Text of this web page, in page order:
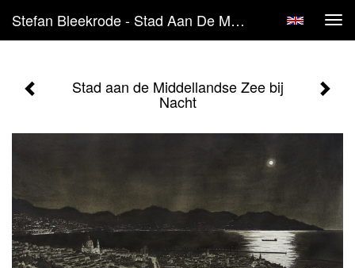
Stefan Bleekrode - Stad Aan De Middellandse Zee Bij Nacht
Stad aan de Middellandse Zee bij
Nacht